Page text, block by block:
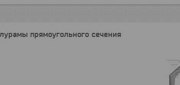
прямоугольного сечения